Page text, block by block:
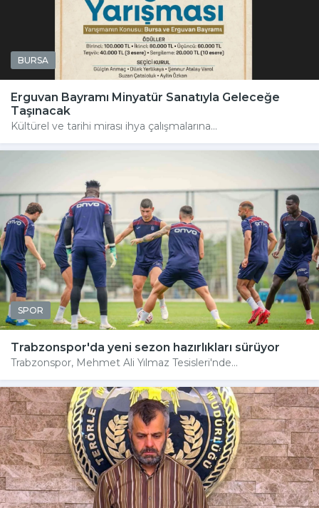
BURSA
Erguvan Bayramı Minyatür Sanatıyla Geleceğe
Taşınacak
Kültürel ve tarihi mirası ihya çalışmalarına...
SPOR
Trabzonspor'da yeni sezon hazırlıkları sürüyor
Trabzonspor, Mehmet Ali Yılmaz Tesisleri'nde...